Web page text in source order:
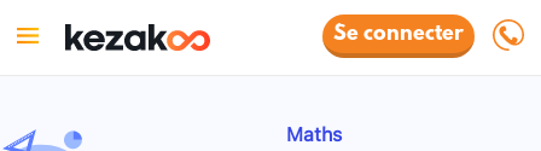
Se connecter
Maths